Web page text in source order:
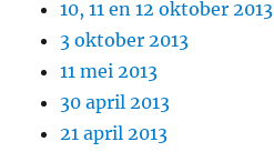
10, 11 en 12 oktober 2013
3 oktober 2013
11 mei 2013
30 april 2013
21 april 2013